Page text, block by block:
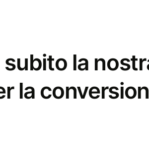
subito la
la